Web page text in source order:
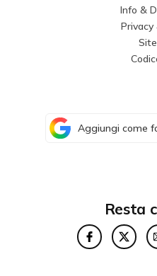
Info &
Privacy
Aggiungi come
Resta